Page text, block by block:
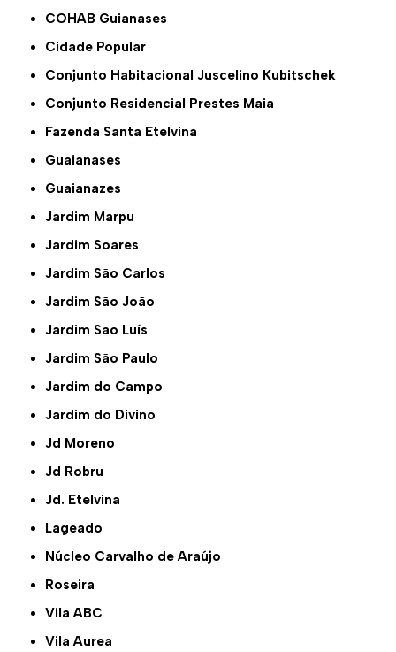
COHAB Guianases
Cidade Popular
Conjunto Habitacional Juscelino Kubitschek
Conjunto Residencial Prestes Maia
Fazenda Santa Etelvina
Guaianases
Guaianazes
Jardim Marpu
Jardim Soares
Jardim São Carlos
Jardim São João
Jardim São Luís
Jardim São Paulo
Jardim do Campo
Jardim do Divino
Jd Moreno
Jd Robru
Jd. Etelvina
Lageado
Núcleo Carvalho de Araújo
Roseira
Vila ABC
Vila Aurea